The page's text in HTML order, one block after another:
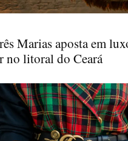
Marias aposta em
no litoral do Ceará